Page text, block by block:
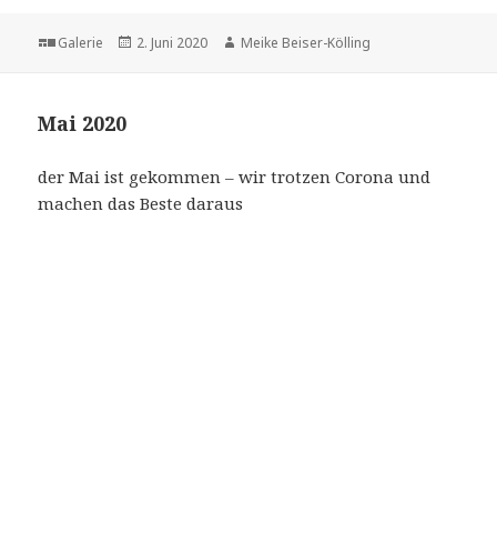
Format
Galerie
Veröffentlicht
2. Juni 2020 Autor
Meike Beiser-Kölling
Mai 2020
der Mai ist gekommen – wir trotzen Corona und
machen das Beste daraus